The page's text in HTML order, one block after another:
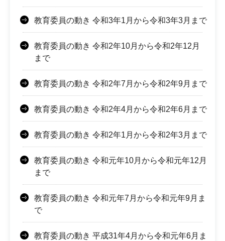
教育委員の動き 令和3年1月から令和3年3月まで
教育委員の動き 令和2年10月から令和2年12月
まで
教育委員の動き 令和2年7月から令和2年9月まで
教育委員の動き 令和2年4月から令和2年6月まで
教育委員の動き 令和2年1月から令和2年3月まで
教育委員の動き 令和元年10月から令和元年12月
まで
教育委員の動き 令和元年7月から令和元年9月ま
で
教育委員の動き 平成31年4月から令和元年6月ま